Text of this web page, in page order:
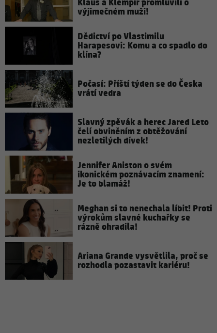
Klaus a Klempíř promluvili o
výjimečném muži!
Dědictví po Vlastimilu
Harapesovi: Komu a co spadlo do
klína?
Počasí: Příští týden se do Česka
vrátí vedra
Slavný zpěvák a herec Jared Leto
čelí obviněním z obtěžování
nezletilých dívek!
Jennifer Aniston o svém
ikonickém poznávacím znamení:
Je to blamáž!
Meghan si to nenechala líbit! Proti
výrokům slavné kuchařky se
rázně ohradila!
Ariana Grande vysvětlila, proč se
rozhodla pozastavit kariéru!